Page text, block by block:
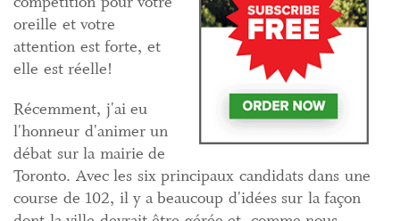
oreille et votre
attention est forte, et
elle est réelle!
Récemment, j'ai eu
l'honneur d'animer un
débat sur la mairie de
Toronto. Avec les six principaux candidats dans une
course de 102, il y a beaucoup d'idées sur la façon